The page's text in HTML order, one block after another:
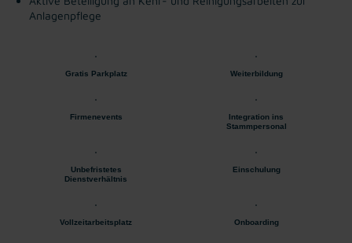
Anlagenpflege
Gratis Parkplatz Weiterbildung
Firmenevents
Integration ins
Stammpersonal
Unbefristetes
Dienstverhältnis
Einschulung
Vollzeitarbeitsplatz Onboarding